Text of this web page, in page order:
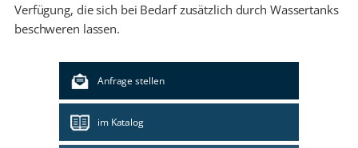
Verfügung, die sich bei Bedarf zusätzlich durch Wassertanks
beschweren lassen.
Anfrage stellen
im Katalog